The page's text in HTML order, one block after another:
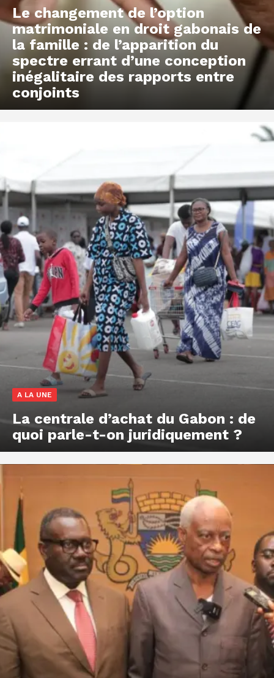
Le changement de l’option
matrimoniale en droit gabonais de
la famille : de l’apparition du
spectre errant d’une conception
inégalitaire des rapports entre
conjoints
A LA UNE
La centrale d’achat du Gabon : de
quoi parle-t-on juridiquement ?